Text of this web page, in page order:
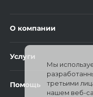
О компании
Услуги
Помощь
Мы
третьими
нашем веб-